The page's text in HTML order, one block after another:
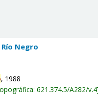
Río Negro
, 1988
621.374.5/A282/v.4